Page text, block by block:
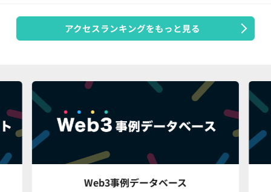
アクセスランキングをもっと見る
Web3事例データベース